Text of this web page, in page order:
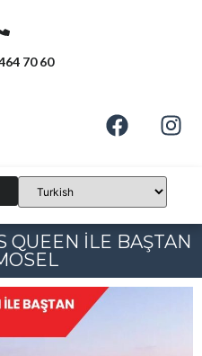
70 60
QUEEN İLE BAŞTAN